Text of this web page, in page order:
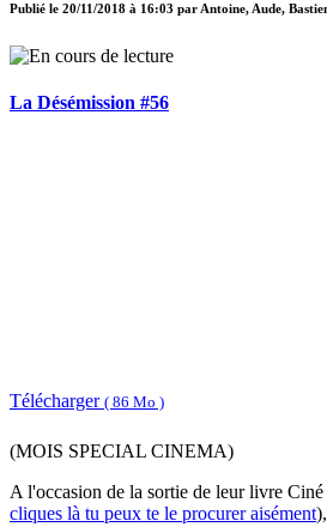
Publié le 20/11/2018 à 16:03 par Antoine, Aude,
La Désémission #56
Télécharger ( 86 Mo )
(MOIS SPECIAL CINEMA)
A l'occasion de la sortie de leur livre
cliques là tu peux te le procurer aisément